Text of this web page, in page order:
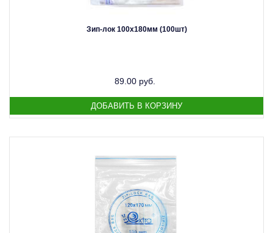
Зип-лок 100х180мм (100шт)
89.00 руб.